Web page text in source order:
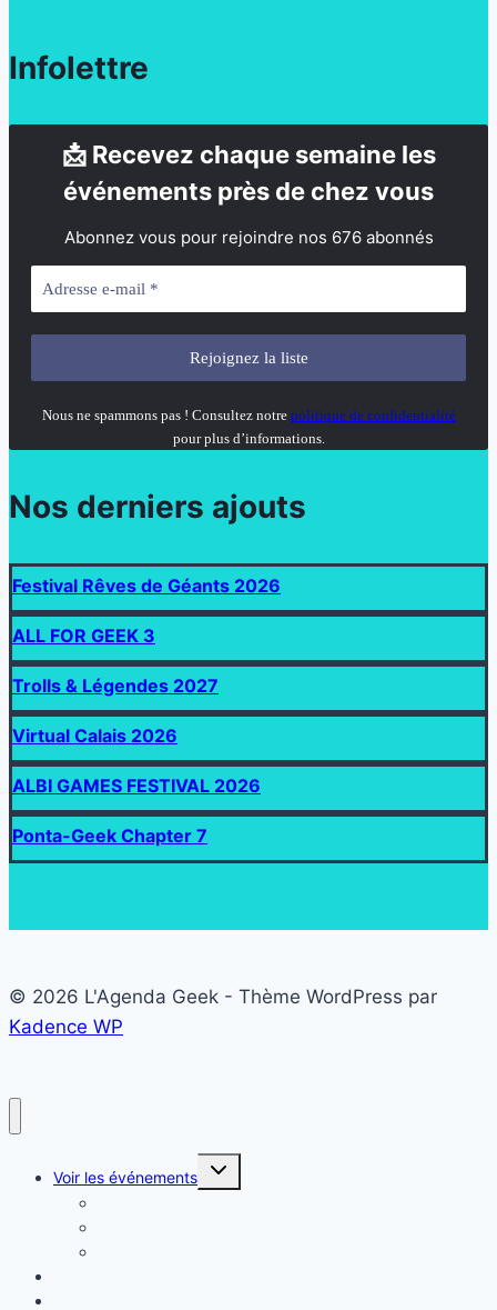
Infolettre
📩 Recevez chaque semaine les
événements près de chez vous
Abonnez vous pour rejoindre nos 676 abonnés
Nous ne spammons pas ! Consultez notre politique de confidentialité
pour plus d’informations.
Nos derniers ajouts
Festival Rêves de Géants 2026
ALL FOR GEEK 3
Trolls & Légendes 2027
Virtual Calais 2026
ALBI GAMES FESTIVAL 2026
Ponta-Geek Chapter 7
© 2026 L'Agenda Geek - Thème WordPress par
Kadence WP
Voir les événements
Ouvrir/fermer